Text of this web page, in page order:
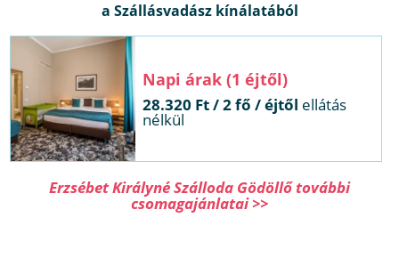
Napi árak (1 éjtől)
28.320 Ft / 2 fő / éjtől ellátás
nélkül
Erzsébet Királyné Szálloda Gödöllő további
csomagajánlatai >>